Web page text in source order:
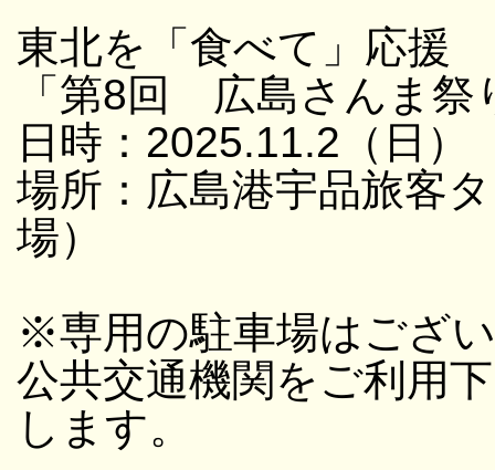
東北を「食べて」応援
「第8回 広島さんま祭
日時：2025.11.2（日
場所：広島港宇品旅客
場）
※専用の駐車場はござ
公共交通機関をご利用
します。